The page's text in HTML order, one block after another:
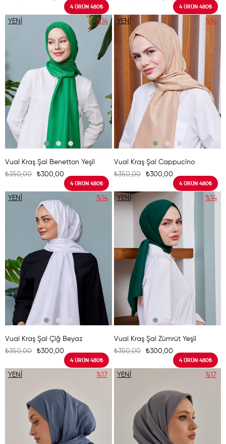
4 ÜRÜN 480₺ 4 ÜRÜN 480₺
Vual Kraş Şal Benetton Yeşil
₺300,00
₺350,00
4 ÜRÜN 480₺
%14
YENI
Vual Kraş Şal Cappucino
₺300,00
₺350,00
4 ÜRÜN 480₺
%14
YENI
ÜRÜN
Vual Kraş Şal Çiğ Beyaz
₺300,00
₺350,00
4 ÜRÜN 480₺
%14
YENI
Vual Kraş Şal Zümrüt Yeşil
₺300,00
₺350,00
4 ÜRÜN 480₺
%14
YENI
%17
YENI
%17
YENI